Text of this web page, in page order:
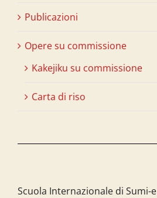
Publicazioni
Opere su commissione
Kakejiku su commissione
Carta di riso
Scuola Internazionale di Sumi-e